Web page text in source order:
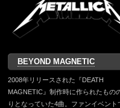
BEYOND MAGNETIC
2008年リリースされた『DEATH
MAGNETIC』制作時に作られたもの
りとなっていた4曲。ファンイベント